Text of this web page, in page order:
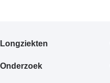
Primair
Longziekten
Onderzoek